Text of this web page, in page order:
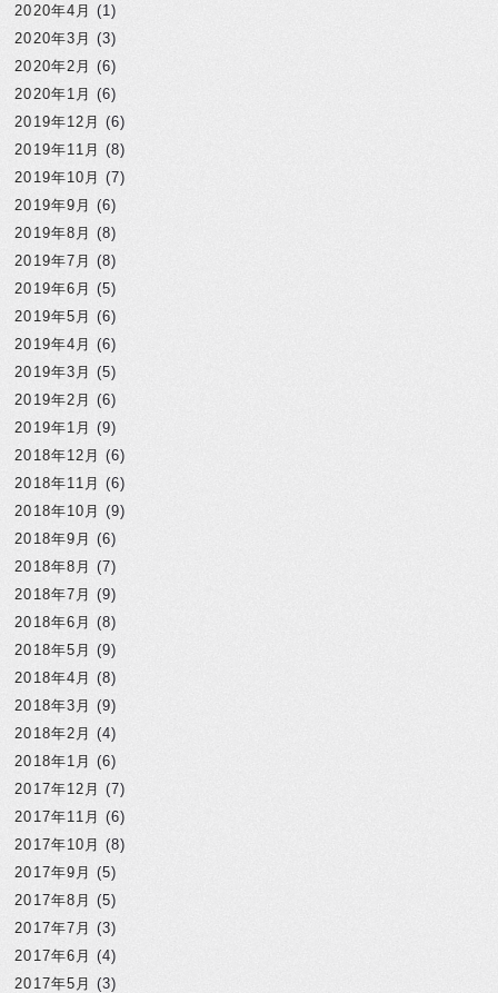
2020年4月 (1)
2020年3月 (3)
2020年2月 (6)
2020年1月 (6)
2019年12月 (6)
2019年11月 (8)
2019年10月 (7)
2019年9月 (6)
2019年8月 (8)
2019年7月 (8)
2019年6月 (5)
2019年5月 (6)
2019年4月 (6)
2019年3月 (5)
2019年2月 (6)
2019年1月 (9)
2018年12月 (6)
2018年11月 (6)
2018年10月 (9)
2018年9月 (6)
2018年8月 (7)
2018年7月 (9)
2018年6月 (8)
2018年5月 (9)
2018年4月 (8)
2018年3月 (9)
2018年2月 (4)
2018年1月 (6)
2017年12月 (7)
2017年11月 (6)
2017年10月 (8)
2017年9月 (5)
2017年8月 (5)
2017年7月 (3)
2017年6月 (4)
2017年5月 (3)